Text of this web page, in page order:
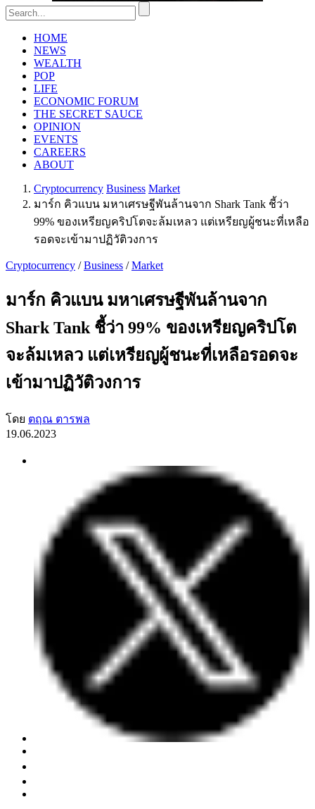
HOME
NEWS
WEALTH
POP
LIFE
ECONOMIC FORUM
THE SECRET SAUCE​
OPINION
EVENTS
CAREERS
ABOUT
Cryptocurrency Business Market
มาร์ก คิวแบน มหาเศรษฐีพันล้านจาก Shark Tank ชี้ว่า
99% ของเหรียญคริปโตจะล้มเหลว แต่เหรียญผู้ชนะที่เหลือ
รอดจะเข้ามาปฏิวัติวงการ
Cryptocurrency /Business /Market
มาร์ก คิวแบน มหาเศรษฐีพันล้านจาก
Shark Tank ชี้ว่า 99% ของเหรียญคริปโต
จะล้มเหลว แต่เหรียญผู้ชนะที่เหลือรอดจะ
เข้ามาปฏิวัติวงการ
โดย ตฤณ ตารพล
19.06.2023